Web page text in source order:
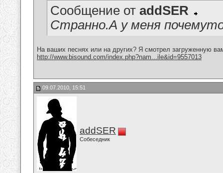
Сообщение от addSER
Странно.А у меня
На ваших песнях или на других? Я смотрел загруженную
http://www.bisound.com/index.php?nam...ile&id=9557013
09.07.2010, 15:51
addSER
Собеседник